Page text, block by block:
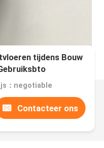
tijdens Bouw
：negotiable
Contacteer ons